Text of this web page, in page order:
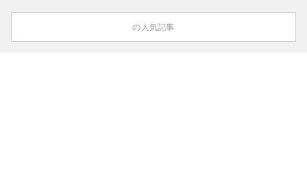
の人気記事